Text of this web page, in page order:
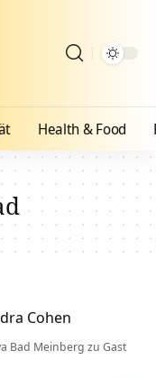
Health & Food
Cohen
Bad Meinberg zu Gast